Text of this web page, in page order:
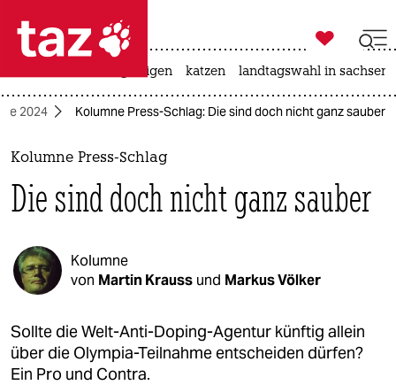
 taz zahl ich
taz zahl ich
themen
politik
öko
gesellschaft
kultur
sport

taz zahl ich
bergsteigen katzen landtagswahl in
2024 Kolumne Press-Schlag: Die sind doch nicht ganz sauber
Kolumne Press-Schlag
Die sind doch nicht ganz sauber
Kolumne
von Martin Krauss und Markus Völker
Sollte die Welt-Anti-Doping-Agentur künftig allein
über die Olympia-Teilnahme entscheiden dürfen?
Ein Pro und Contra.